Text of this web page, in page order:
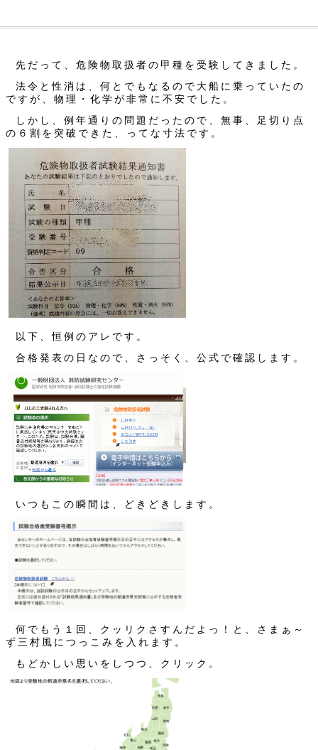
先だって、危険物取扱者の甲種を受験してきました。
法令と性消は、何とでもなるので大船に乗っていたの
ですが、物理・化学が非常に不安でした。
しかし、例年通りの問題だったので、無事、足切り点
の６割を突破できた、ってな寸法です。
以下、恒例のアレです。
合格発表の日なので、さっそく、公式で確認します。
いつもこの瞬間は、どきどきします。
何でもう１回、クッリクさすんだよっ！と、さまぁ～
ず三村風につっこみを入れます。
もどかしい思いをしつつ、クリック。